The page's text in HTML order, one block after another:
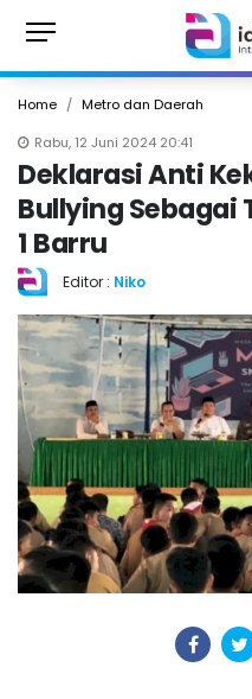
Home
Metro dan Daerah
Rabu, 12 Juni 2024 20:41
Deklarasi Anti
Bullying Sebagai
1 Barru
Editor : Niko